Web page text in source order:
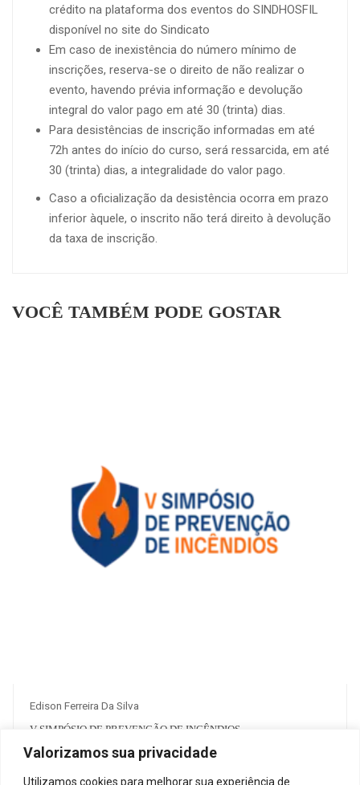
Valorizamos sua privacidade
Utilizamos cookies para melhorar sua experiência de
crédito na plataforma dos eventos do SINDHOSFIL
disponível no site do Sindicato
Em caso de inexistência do número mínimo de
inscrições, reserva-se o direito de não realizar o
evento, havendo prévia informação e devolução
integral do valor pago em até 30 (trinta) dias.
Para desistências de inscrição informadas em até
72h antes do início do curso, será ressarcida, em até
30 (trinta) dias, a integralidade do valor pago.
Caso a oficialização da desistência ocorra em prazo
inferior àquele, o inscrito não terá direito à devolução
da taxa de inscrição.
VOCÊ TAMBÉM PODE GOSTAR
Edison Ferreira Da Silva
V SIMPÓSIO DE PREVENÇÃO DE INCÊNDIOS
R$ 125.00